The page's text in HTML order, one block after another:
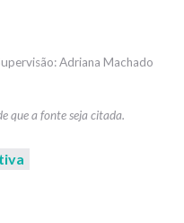
Adriana Machado